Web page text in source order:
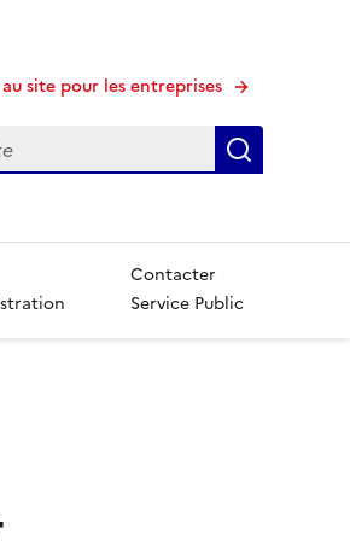
site pour les entreprises
Contacter
Service Public